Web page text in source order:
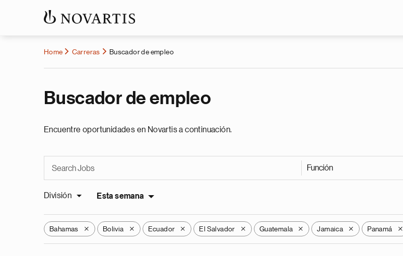
Home Carreras Buscador de empleo
Buscador de empleo
Encuentre oportunidades en Novartis a continuación.
Función
División Esta semana
Bahamas X Bolivia X Ecuador X El Salvador X Guatemala X Jamaica X Panamá X